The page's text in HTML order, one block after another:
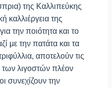
της Καλλιπεύκης
καλλιέργεια της
την ποιότητα και το
με την πατάτα και τα
αποτελούν τις
των λιγοστών πλέον
συνεχίζουν την